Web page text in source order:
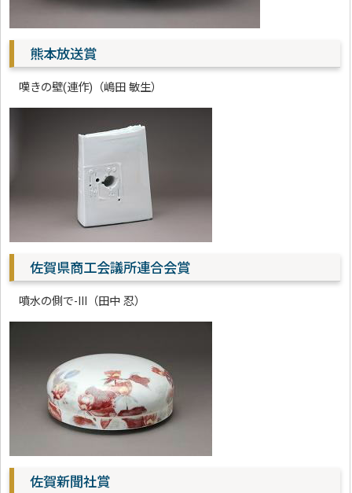
熊本放送賞
嘆きの壁(連作)（嶋田 敏生）
佐賀県商工会議所連合会賞
噴水の側で-III（田中 忍）
佐賀新聞社賞